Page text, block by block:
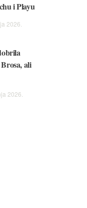
i Playu
2026.
ali
2026.